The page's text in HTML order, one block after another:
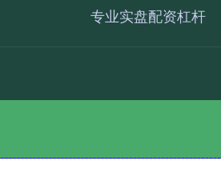
专业实盘配资杠杆